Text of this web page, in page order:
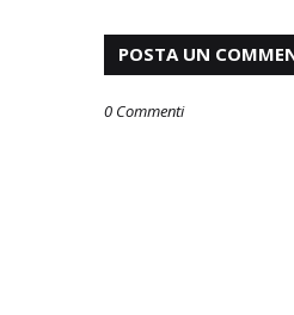
POSTA UN
0 Commenti